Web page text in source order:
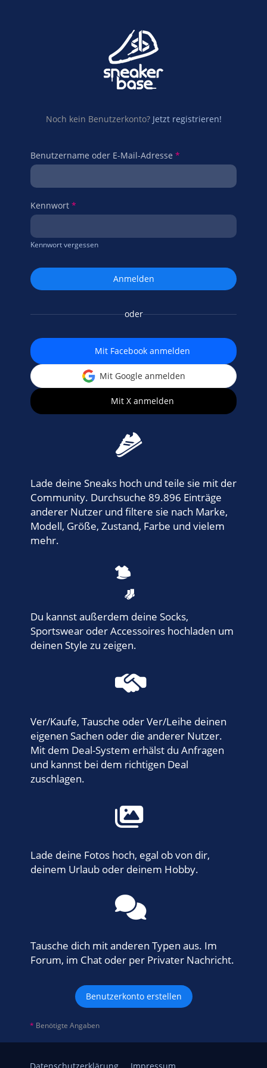
Noch kein Benutzerkonto? Jetzt registrieren!
Benutzername oder E-Mail-Adresse *
Kennwort *
Kennwort vergessen
oder
Mit Facebook anmelden
Mit Google anmelden
Mit X anmelden
Lade deine Sneaks hoch und teile sie mit der
Community. Durchsuche 89.896 Einträge
anderer Nutzer und filtere sie nach Marke,
Modell, Größe, Zustand, Farbe und vielem
mehr.
Du kannst außerdem deine Socks,
Sportswear oder Accessoires hochladen um
deinen Style zu zeigen.
Ver/Kaufe, Tausche oder Ver/Leihe deinen
eigenen Sachen oder die anderer Nutzer.
Mit dem Deal-System erhälst du Anfragen
und kannst bei dem richtigen Deal
zuschlagen.
Lade deine Fotos hoch, egal ob von dir,
deinem Urlaub oder deinem Hobby.
Tausche dich mit anderen Typen aus. Im
Forum, im Chat oder per Privater Nachricht.
Benutzerkonto erstellen
* Benötigte Angaben